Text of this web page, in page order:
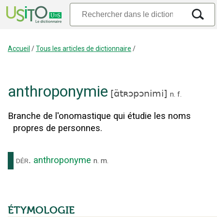
Accueil /Tous les articles de dictionnaire /
anthroponymie [ɑ̃tʀɔpɔnimi] n. f.
Branche de l'onomastique qui étudie les noms
propres de personnes.
dér. anthroponyme n. m.
ÉTYMOLOGIE